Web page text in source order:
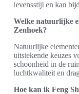
levensstijl en kan
Welke natuurlijke
Zenhoek?
Natuurlijke
uitstekende keuzes
schoonheid in de
luchtkwaliteit en
Hoe kan ik Feng